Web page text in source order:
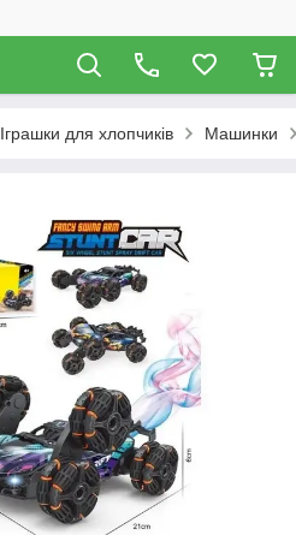
Іграшки для хлопчиків Машинки